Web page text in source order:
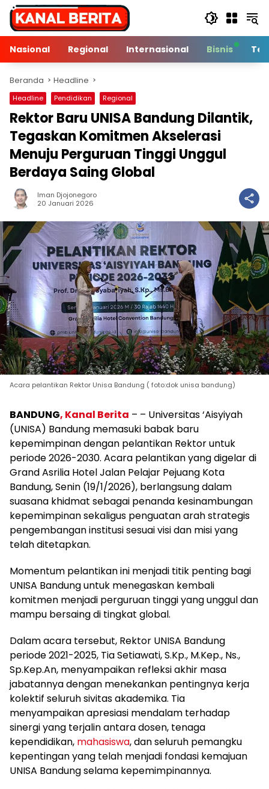
Langsung
konten
Nasional
Regional Internasional Bisnis
Beranda Headline
Headline Pendidikan Regional
Rektor Baru UNISA Bandung Dilantik,
Tegaskan Komitmen Akselerasi
Menuju Perguruan Tinggi Unggul
Berdaya Saing Global
Iman Djojonegoro
20 Januari 2026
Acara pelantikan Rektor Unisa Bandung ( foto:dok unisa bandung)
BANDUNG, Kanal Berita – – Universitas ‘Aisyiyah
(UNISA) Bandung memasuki babak baru
kepemimpinan dengan pelantikan Rektor untuk
periode 2026-2030. Acara pelantikan yang digelar di
Grand Asrilia Hotel Jalan Pelajar Pejuang Kota
Bandung, Senin (19/1/2026), berlangsung dalam
suasana khidmat sebagai penanda kesinambungan
kepemimpinan sekaligus penguatan arah strategis
pengembangan institusi sesuai visi dan misi yang
telah ditetapkan.
Momentum pelantikan ini menjadi titik penting bagi
UNISA Bandung untuk menegaskan kembali
komitmen menjadi perguruan tinggi yang unggul dan
mampu bersaing di tingkat global.
Dalam acara tersebut, Rektor UNISA Bandung
periode 2021-2025, Tia Setiawati, S.Kp., M.Kep., Ns.,
Sp.Kep.An, menyampaikan refleksi akhir masa
jabatannya dengan menekankan pentingnya kerja
kolektif seluruh sivitas akademika. Tia
menyampaikan apresiasi mendalam terhadap
sinergi yang terjalin antara dosen, tenaga
kependidikan, mahasiswa, dan seluruh pemangku
kepentingan yang telah menjadi fondasi kemajuan
UNISA Bandung selama kepemimpinannya.